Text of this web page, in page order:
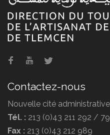
L'artisanat
Contactez-nous
Nouvelle cité
Tél. : 213 (0)43 211 292 /
Fax : 213 (0)43 212 989